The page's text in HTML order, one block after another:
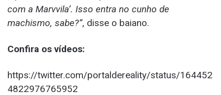
com a Marvvila’. Isso entra no cunho de
machismo, sabe?”, disse o baiano.
Confira os vídeos:
https://twitter.com/portaldereality/status/164452
4822976765952